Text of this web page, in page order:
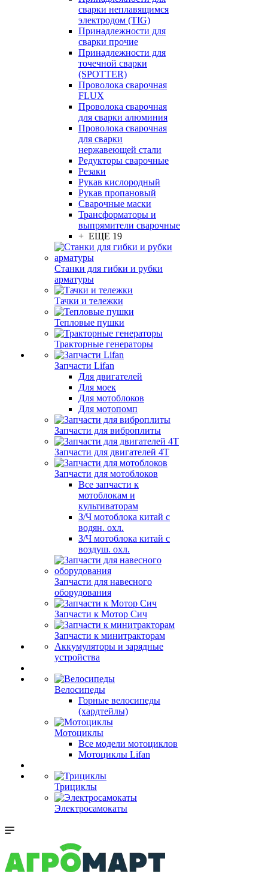
сварки неплавящимся
электродом (TIG)
Принадлежности для
сварки прочие
Принадлежности для
точечной сварки
(SPOTTER)
Проволока сварочная
FLUX
Проволока сварочная
для сварки алюминия
Проволока сварочная
для сварки
нержавеющей стали
Редукторы сварочные
Резаки
Рукав кислородный
Рукав пропановый
Сварочные маски
Трансформаторы и
выпрямители сварочные
+ ЕЩЕ 19
Станки для гибки и рубки
арматуры
Тачки и тележки
Тепловые пушки
Тракторные генераторы
Запчасти Lifan
Для двигателей
Для моек
Для мотоблоков
Для мотопомп
Запчасти для виброплиты
Запчасти для двигателей 4Т
Запчасти для мотоблоков
Все запчасти к
мотоблокам и
культиваторам
З/Ч мотоблока китай с
водян. охл.
З/Ч мотоблока китай с
воздуш. охл.
Запчасти для навесного
оборудования
Запчасти к Мотор Сич
Запчасти к минитракторам
Аккумуляторы и зарядные
устройства
Велосипеды
Горные велосипеды
(хардтейлы)
Мотоциклы
Все модели мотоциклов
Мотоциклы Lifan
Трициклы
Электросамокаты